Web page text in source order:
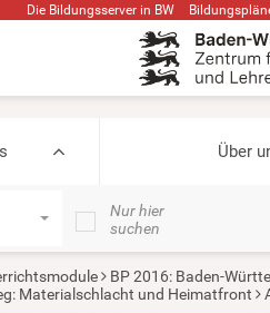
Die Bildungsserver in BW
Über
Nur hier
suchen
BP 2016: Baden-
Materialschlacht und Heimatfront